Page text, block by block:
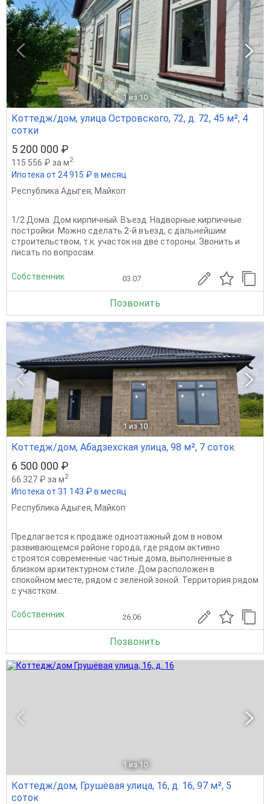
1 из 10
Коттедж/дом, улица Островского, 72, д. 72, 45 м², 4
сотки
5 200 000 ₽
115 556 ₽ за м2
Ипотека от 24 915 ₽ в месяц
Республика Адыгея, Майкоп
1/2 Дома. Дом кирпичный. Въезд. Надворные кирпичные
постройки. Можно сделать 2-й въезд, с дальнейшим
строительством, т.к. участок на две стороны. Звонить и
писать по вопросам.
Собственник 03.07
Позвонить
1 из 10
Коттедж/дом, Абадзехская улица, 98 м², 7 соток
6 500 000 ₽
66 327 ₽ за м2
Ипотека от 31 143 ₽ в месяц
Республика Адыгея, Майкоп
Предлагается к продаже одноэтажный дом в новом
развивающемся районе города, где рядом активно
строятся современные частные дома, выполненные в
близком архитектурном стиле. Дом расположен в
спокойном месте, рядом с зелёной зоной. Территория рядом
с участком...
Собственник 26.06
Позвонить
1 из 10
Коттедж/дом, Грушёвая улица, 16, д. 16, 97 м², 5
соток